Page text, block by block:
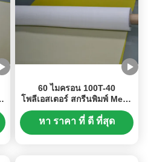
60 ไมครอน 100T-40
โพลีเอสเตอร์ สกรีนพิมพ์ Mesh
ความกว้าง 127cm
หา ราคา ที่ ดี ที่สุด